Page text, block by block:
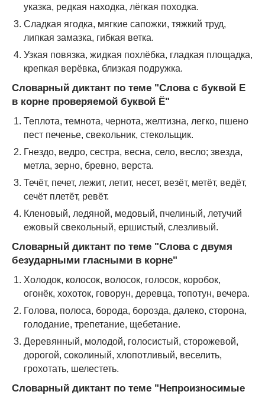
указка, редкая находка, лёгкая походка.
Сладкая ягодка, мягкие сапожки, тяжкий труд,
липкая замазка, гибкая ветка.
Узкая повязка, жидкая похлёбка, гладкая площадка,
крепкая верёвка, близкая подружка.
Словарный диктант по теме "Слова с буквой Е
в корне проверяемой буквой Ё"
Теплота, темнота, чернота, желтизна, легко, пшено
пест печенье, свекольник, стекольщик.
Гнездо, ведро, сестра, весна, село, весло; звезда,
метла, зерно, бревно, верста.
Течёт, печет, лежит, летит, несет, везёт, метёт, ведёт,
сечёт плетёт, ревёт.
Кленовый, ледяной, медовый, пчелиный, летучий
ежовый свекольный, ершистый, слезливый.
Словарный диктант по теме "Слова с двумя
безударными гласными в корне"
Холодок, колосок, волосок, голосок, коробок,
огонёк, хохоток, говорун, деревца, топотун, вечера.
Голова, полоса, борода, борозда, далеко, сторона,
голодание, трепетание, щебетание.
Деревянный, молодой, голосистый, сторожевой,
дорогой, соколиный, хлопотливый, веселить,
грохотать, шелестеть.
Словарный диктант по теме "Непроизносимые